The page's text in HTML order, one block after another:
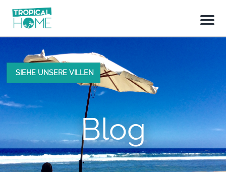
M
n
SIEHE UNSERE VILLEN
Blog